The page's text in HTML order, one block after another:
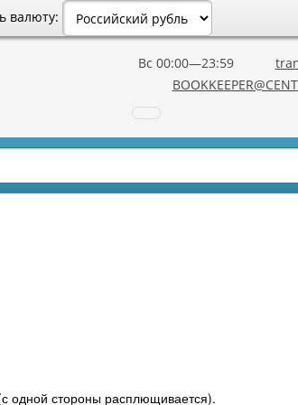
валюту:
Вс 00:00—23:59
одной стороны расплющивается).